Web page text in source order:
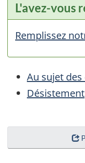
L'avez-vous
Remplissez
Au sujet
Désistement
"Détails